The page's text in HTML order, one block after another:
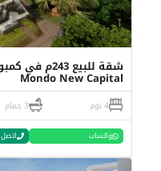
Mondo New Capital
4 نوم 3 حمام
واتساب اتصل